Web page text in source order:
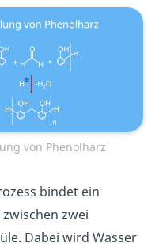
von Phenolharz
bindet ein
zwei
Dabei wird Wasser